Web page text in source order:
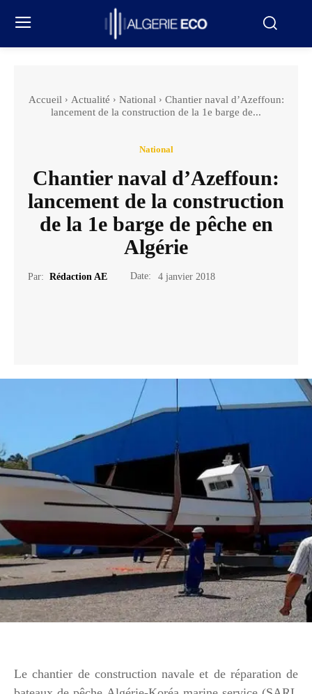
Accueil Actualité National
Chantier naval d’Azeffoun:
lancement de la construction de la 1e barge de...
National
Chantier naval d’Azeffoun:
lancement de la construction
de la 1e barge de pêche en
Algérie
Par: Rédaction AE Date: 4 janvier 2018
Le chantier de construction navale et de réparation de